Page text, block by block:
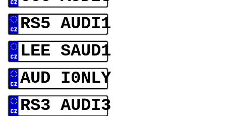
RS5 AUDI1
LEE SAUD1
AUD I0NLY
RS3 AUDI3